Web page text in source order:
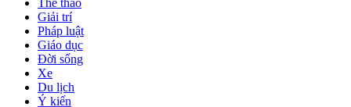
Giải trí
Pháp luật
Giáo dục
Đời sống
Xe
Du lịch
Ý kiến